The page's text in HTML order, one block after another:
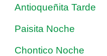
Antioqueñita Tarde
Paisita Noche
Chontico Noche